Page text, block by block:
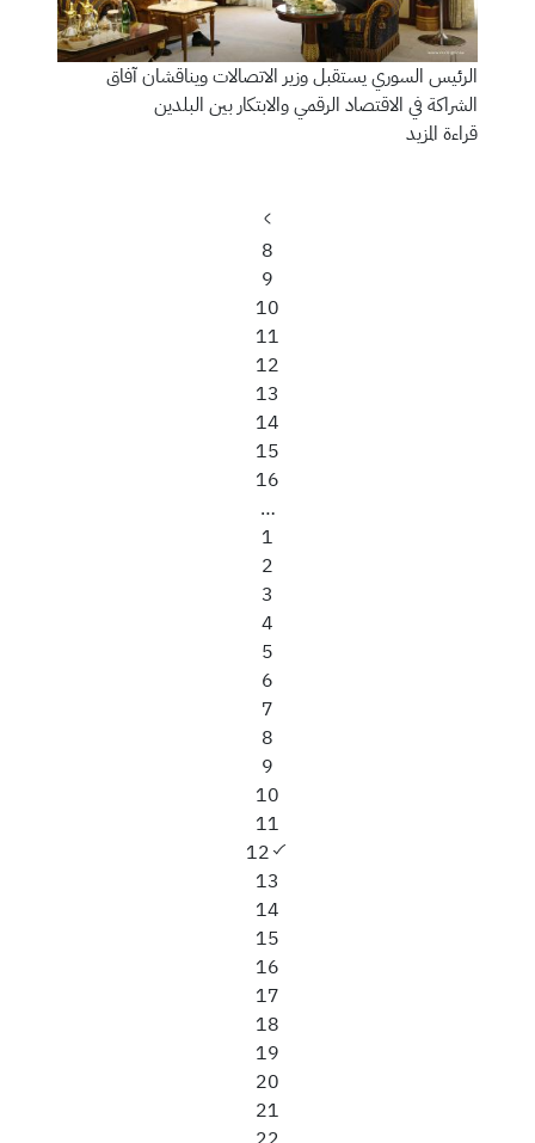
الرئيس السوري يستقبل وزير الاتصالات ويناقشان آفاق
الشراكة في الاقتصاد الرقمي والابتكار بين البلدين
قراءة المزيد
Previous
page
Page
8
Page
9
Page
10
Page
11
Current
page
12
Page
13
Page
14
Page
15
Page
16
…
1
2
3
4
5
6
7
8
9
10
11
12
13
14
15
16
17
18
19
20
21